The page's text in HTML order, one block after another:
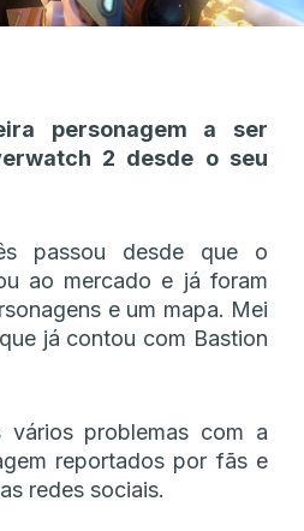
personagem a ser
2 desde o seu
passou desde que o
ao mercado e já foram
e um mapa. Mei
já contou com Bastion
vários problemas com a
reportados por fãs e
redes sociais.